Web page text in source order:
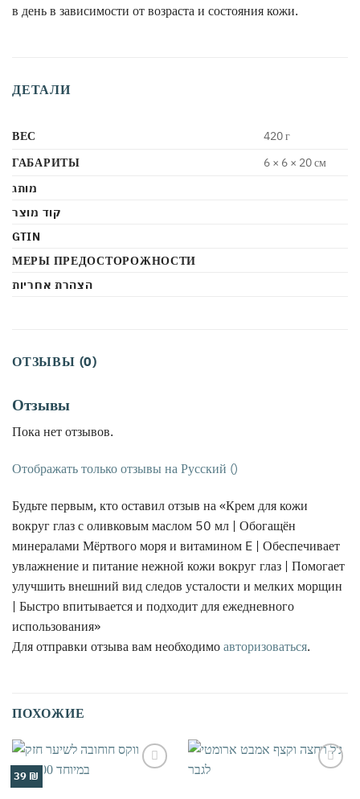
в день в зависимости от возраста и состояния кожи.
ДЕТАЛИ
ВЕС
420 г
ГАБАРИТЫ
6 × 6 × 20 см
מותג
קוד מוצר
GTIN
МЕРЫ ПРЕДОСТОРОЖНОСТИ
הצהרת אחריות
ОТЗЫВЫ (0)
Отзывы
Пока нет отзывов.
Отображать только отзывы на Русский ()
Будьте первым, кто оставил отзыв на «Крем для кожи
вокруг глаз с оливковым маслом 50 мл | Обогащён
минералами Мёртвого моря и витамином E | Обеспечивает
увлажнение и питание нежной кожи вокруг глаз | Помогает
улучшить внешний вид следов усталости и мелких морщин
| Быстро впитывается и подходит для ежедневного
использования»
Для отправки отзыва вам необходимо авторизоваться.
ПОХОЖИЕ
39 ₪